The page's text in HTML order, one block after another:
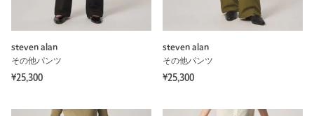
steven alan
その他パンツ
¥25,300
steven alan
その他パンツ
¥25,300